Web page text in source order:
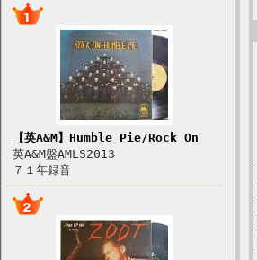
【英A&M】Humble Pie/Rock On
英A&M盤AMLS2013
７１年録音